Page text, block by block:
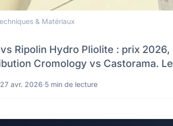
& Matériaux
Ripolin Hydro Pliolite : prix
Cromology vs Castorama.
27 avr. 2026·5 min de lecture